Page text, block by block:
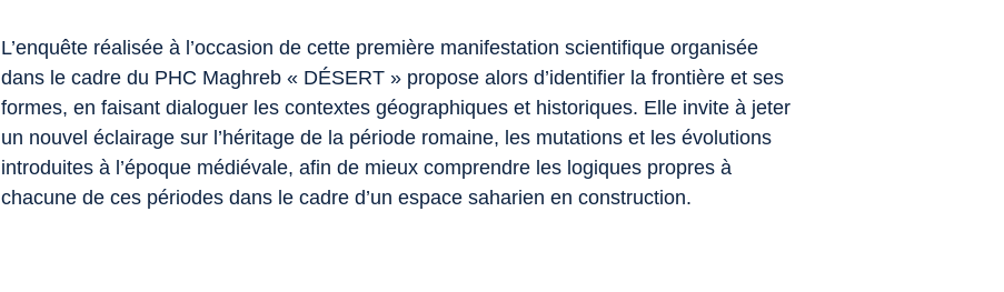
L’enquête réalisée à l’occasion de cette première manifestation scientifique organisée
dans le cadre du PHC Maghreb « DÉSERT » propose alors d’identifier la frontière et ses
formes, en faisant dialoguer les contextes géographiques et historiques. Elle invite à jeter
un nouvel éclairage sur l’héritage de la période romaine, les mutations et les évolutions
introduites à l’époque médiévale, afin de mieux comprendre les logiques propres à
chacune de ces périodes dans le cadre d’un espace saharien en construction.